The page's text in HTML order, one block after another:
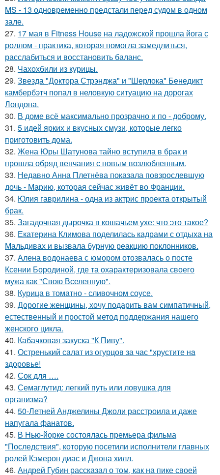
MS - 13 одновременно предстали перед судом в одном
зале.
27. 17 мая в Fitness House на ладожской прошла йога с
роллом - практика, которая помогла замедлиться,
расслабиться и восстановить баланс.
28. Чахохбили из курицы.
29. Звезда "Доктора Стрэнджа" и "Шерлока" Бенедикт
камбербэтч попал в неловкую ситуацию на дорогах
Лондона.
30. В доме всё максимально прозрачно и по - доброму.
31. 5 идей ярких и вкусных смузи, которые легко
приготовить дома.
32. Жена Юры Шатунова тайно вступила в брак и
прошла обряд венчания с новым возлюбленным.
33. Недавно Анна Плетнёва показала повзрослевшую
дочь - Марию, которая сейчас живёт во Франции.
34. Юлия гаврилина - одна из актрис проекта открытый
брак.
35. Загадочная дырочка в кошачьем ухе: что это такое?
36. Екатерина Климова поделилась кадрами с отдыха на
Мальдивах и вызвала бурную реакцию поклонников.
37. Алена водонаева с юмором отозвалась о посте
Ксении Бородиной, где та охарактеризовала своего
мужа как "Свою Вселенную".
38. Курица в томатно - сливочном соусе.
39. Дорогие женщины, хочу подарить вам симпатичный,
естественный и простой метод поддержания нашего
женского цикла.
40. Кабачковая закуска "К Пиву".
41. Остренький салат из огурцов за час "хрустите нa
здоровье!
42. Сок для ….
43. Семаглутид: легкий путь или ловушка для
организма?
44. 50-Летней Анджелины Джоли расстроила и даже
напугала фанатов.
45. В Нью-йорке состоялась премьера фильма
"Последствия", которую посетили исполнители главных
ролей Кэмерон диас и Джона хилл.
46. Андрей Губин рассказал о том, как на пике своей